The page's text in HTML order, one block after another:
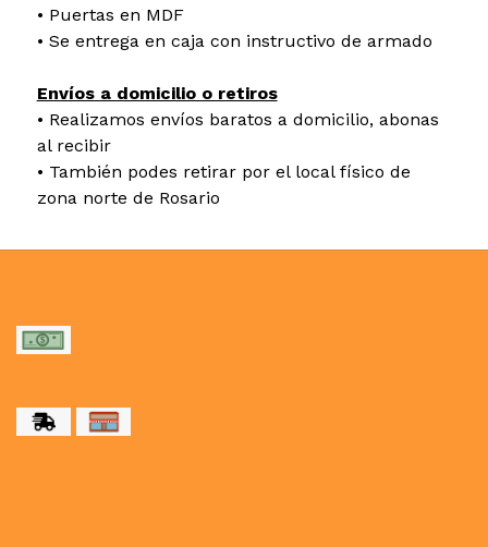
• Puertas en MDF
• Se entrega en caja con instructivo de armado
Envíos a domicilio o retiros
• Realizamos envíos baratos a domicilio, abonas
al recibir
• También podes retirar por el local físico de
zona norte de Rosario